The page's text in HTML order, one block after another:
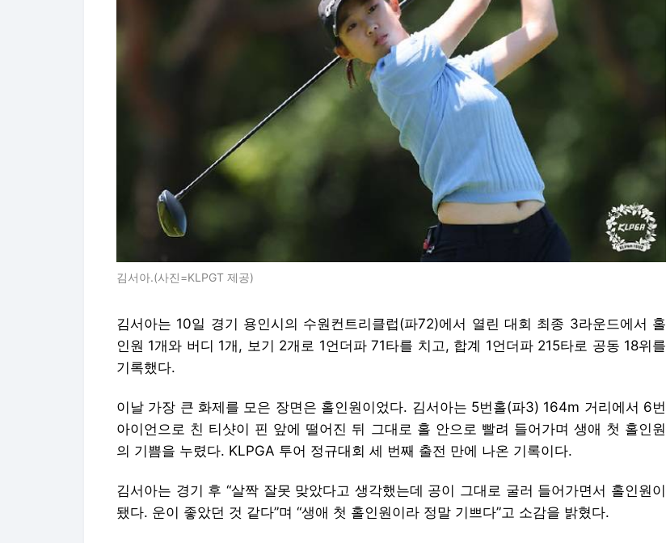
김서아.(사진=KLPGT 제공)
김서아는 10일 경기 용인시의 수원컨트리클럽(파72)에서 열린 대회 최종 3라운드에서 홀
인원 1개와 버디 1개, 보기 2개로 1언더파 71타를 치고, 합계 1언더파 215타로 공동 18위를
기록했다.
이날 가장 큰 화제를 모은 장면은 홀인원이었다. 김서아는 5번홀(파3) 164m 거리에서 6번
아이언으로 친 티샷이 핀 앞에 떨어진 뒤 그대로 홀 안으로 빨려 들어가며 생애 첫 홀인원
의 기쁨을 누렸다. KLPGA 투어 정규대회 세 번째 출전 만에 나온 기록이다.
김서아는 경기 후 “살짝 잘못 맞았다고 생각했는데 공이 그대로 굴러 들어가면서 홀인원이
됐다. 운이 좋았던 것 같다”며 “생애 첫 홀인원이라 정말 기쁘다”고 소감을 밝혔다.